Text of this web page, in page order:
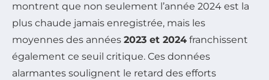
montrent que non seulement l’année 2024 est la
plus chaude jamais enregistrée, mais les
moyennes des années 2023 et 2024 franchissent
également ce seuil critique. Ces données
alarmantes soulignent le retard des efforts